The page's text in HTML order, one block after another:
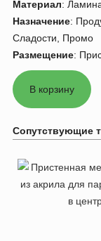
Материал:
Назначение:
Сладости, Промо
Размещение:
Сопутствующие